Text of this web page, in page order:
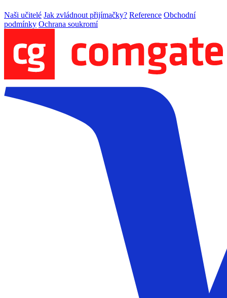
Naši učitelé Jak zvládnout přijímačky? Reference Obchodní
podmínky Ochrana soukromí